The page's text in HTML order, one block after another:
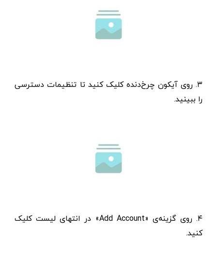
۳. روی آیکون چرخ‌دنده کلیک کنید تا تنظیمات دسترسی
را ببینید.
۴. روی گزینه‌ی «Add Account» در انتهای لیست کلیک
کنید.